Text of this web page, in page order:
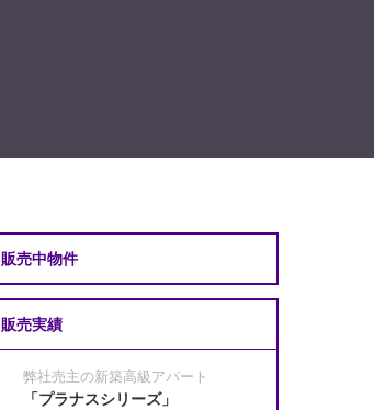
販売中物件
販売実績
弊社売主の新築高級アパート
「プラナスシリーズ」